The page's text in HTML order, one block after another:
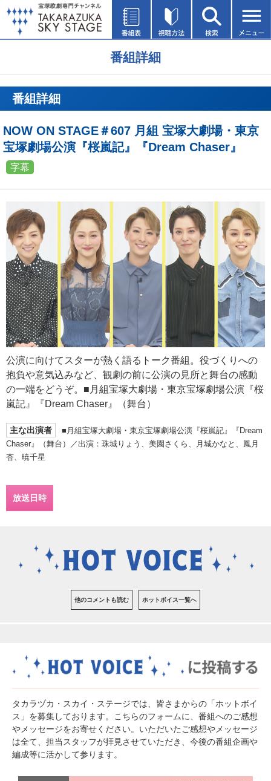
番組詳細
番組詳細
NOW ON STAGE＃607 月組 宝塚大劇場・東京
宝塚劇場公演『桜嵐記』『Dream Chaser』
字幕
公演に向けてスターが熱く語るトーク番組。役づくりへの
抱負や意気込みなど、観劇の前に公演の見所と舞台の感動
の一端をどうぞ。■月組宝塚大劇場・東京宝塚劇場公演『桜
嵐記』『Dream Chaser』（舞台）
主な出演者
■月組宝塚大劇場・東京宝塚劇場公演『桜嵐記』『Dream
Chaser』（舞台）／出演：珠城りょう、美園さくら、月城かなと、鳳月
杏、暁千星
放送日時
他のコメントも読む ホットボイス一覧へ
タカラヅカ・スカイ・ステージでは、皆さまからの「ホットボイ
ス」を募集しております。こちらのフォームに、番組へのご感想
やメッセージをお寄せください。いただいたご感想やメッセージ
は全て、担当スタッフが拝見させていただき、今後の番組企画や
編成等に活かして参ります。